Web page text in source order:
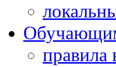
правила